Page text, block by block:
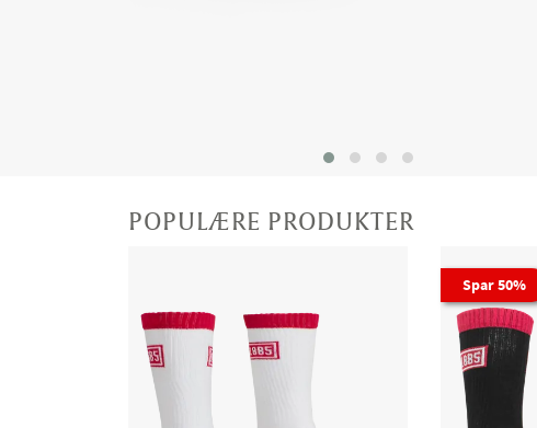
POPULÆRE PRODUKTER
Spar 50%